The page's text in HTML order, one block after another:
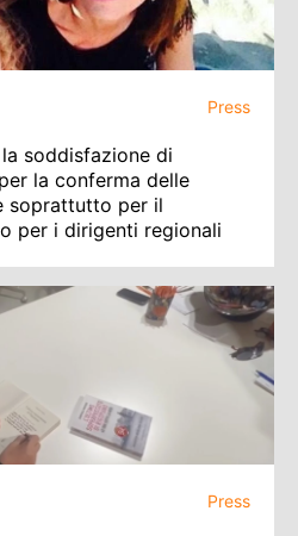
Press
soddisfazione di
la conferma delle
soprattutto per il
per i dirigenti regionali
Press